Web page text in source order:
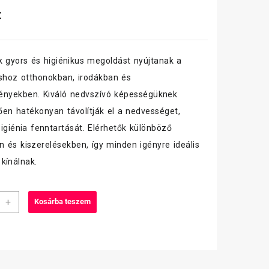
gyors és higiénikus megoldást nyújtanak a
otthonokban, irodákban és
Kiváló nedvszívó képességüknek
hatékonyan távolítják el a nedvességet,
fenntartását. Elérhetők különböző
és kiszerelésekben, így minden igényre ideális
+ Kosárba teszem